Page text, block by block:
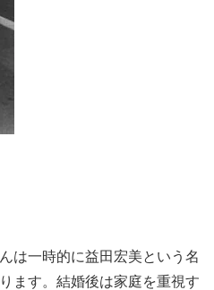
は一時的に益田宏美という名
ます。結婚後は家庭を重視す